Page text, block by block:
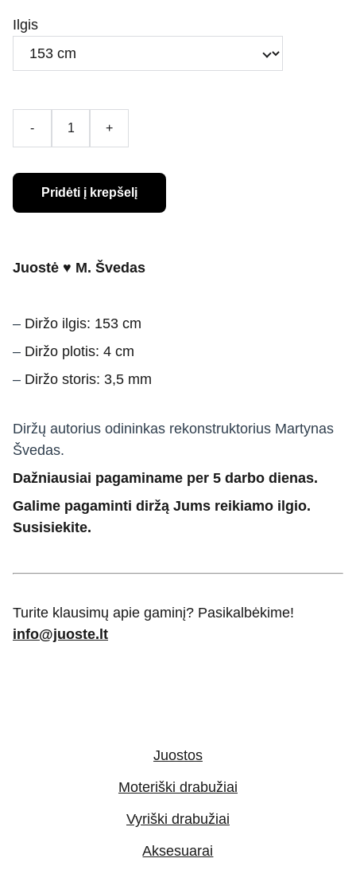
Ilgis
- +
Pridėti į krepšelį
Juostė ♥ M. Švedas
– Diržo ilgis: 153 cm
– Diržo plotis: 4 cm
– Diržo storis: 3,5 mm
Diržų autorius odininkas rekonstruktorius Martynas
Švedas.
Dažniausiai pagaminame per 5 darbo dienas.
Galime pagaminti diržą Jums reikiamo ilgio.
Susisiekite.
Turite klausimų apie gaminį? Pasikalbėkime!
info@juoste.lt
Moteriški drabužiai
Vyriški drabužiai
Aksesuarai
Juostos